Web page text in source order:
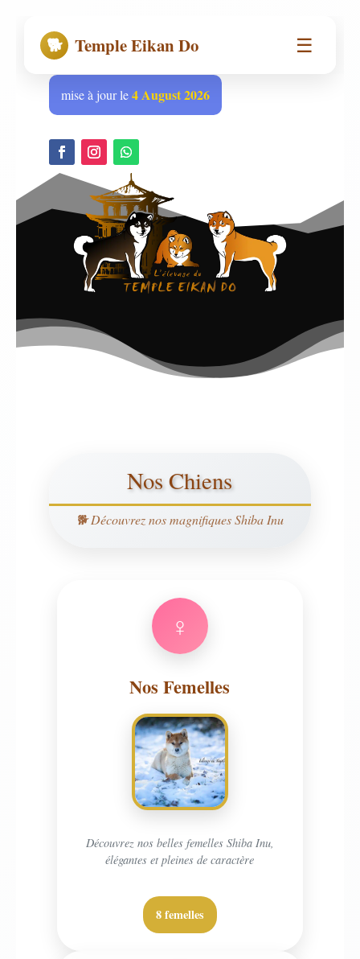
🐕 Temple Eikan Do ☰
mise à jour le4 August 2026
Nos Chiens
🐕 Découvrez nos magnifiques Shiba Inu
♀
Nos Femelles
Découvrez nos belles femelles Shiba Inu,
élégantes et pleines de caractère
8 femelles